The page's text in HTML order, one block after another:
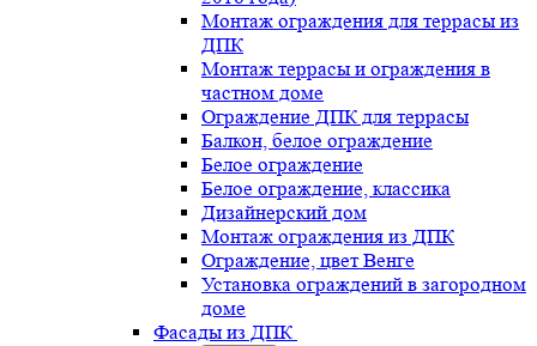
Монтаж ограждения для террасы из
ДПК
Монтаж террасы и ограждения в
частном доме
Ограждение ДПК для террасы
Балкон, белое ограждение
Белое ограждение
Белое ограждение, классика
Дизайнерский дом
Монтаж ограждения из ДПК
Ограждение, цвет Венге
Установка ограждений в загородном
доме
Фасады из ДПК